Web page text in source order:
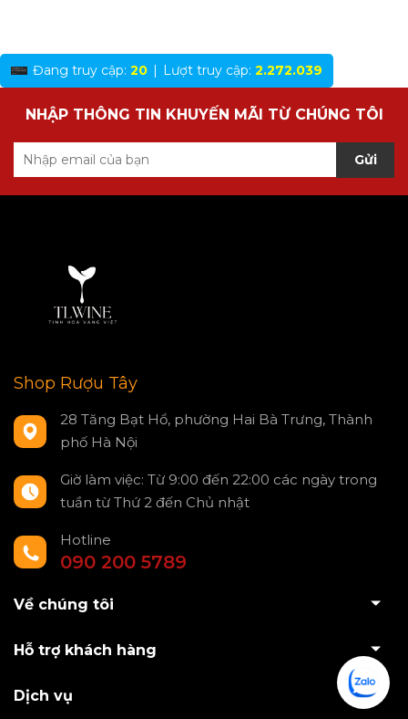
Đang truy cập: 20 | Lượt truy cập: 2.272.039
NHẬP THÔNG TIN KHUYẾN MÃI TỪ CHÚNG TÔI
Gửi
Shop Rượu Tây
28 Tăng Bạt Hổ, phường Hai Bà Trưng, Thành
phố Hà Nội
Giờ làm việc: Từ 9:00 đến 22:00 các ngày trong
tuần từ Thứ 2 đến Chủ nhật
Hotline
090 200 5789
Về chúng tôi
Hỗ trợ khách hàng
Dịch vụ